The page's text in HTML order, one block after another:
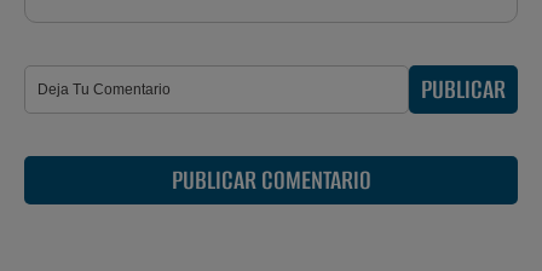
PUBLICAR
PUBLICAR COMENTARIO